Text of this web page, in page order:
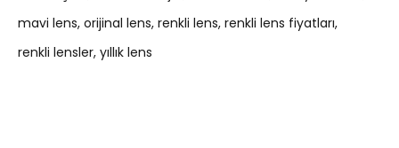
mavi lens orijinal lens renkli lens renkli lens fiyatları
renkli lensler yıllık lens